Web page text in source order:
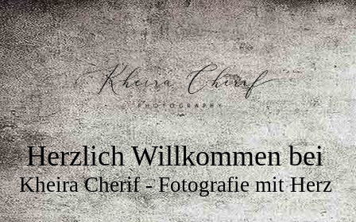
Herzlich Willkommen bei
Kheira Cherif - Fotografie mit Herz